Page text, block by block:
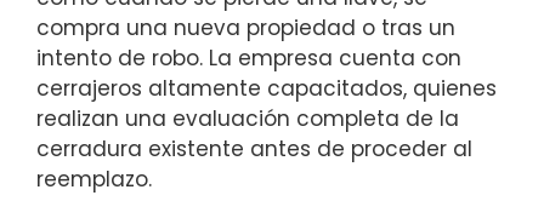
compra una nueva propiedad o tras un
intento de robo. La empresa cuenta con
cerrajeros altamente capacitados, quienes
realizan una evaluación completa de la
cerradura existente antes de proceder al
reemplazo.